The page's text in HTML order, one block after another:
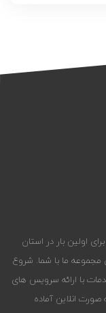
اولین بار در استان
مجموعه ما با شما. شروع
با ارائه سرویس های
انلاین آماده